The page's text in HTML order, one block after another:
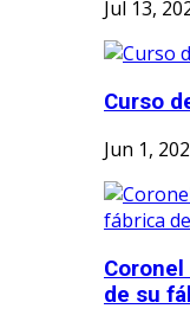
Jul 13,
Curso
Jun 1,
de su